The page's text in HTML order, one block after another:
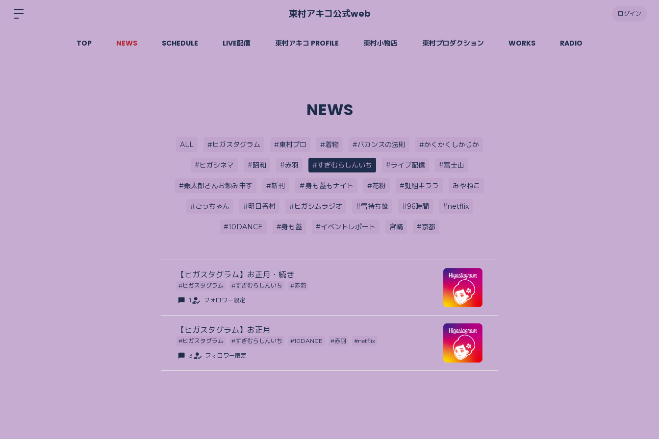
東村アキコ公式web ログイン
TOP NEWS SCHEDULE LIVE配信 東村アキコ PROFILE 東村小物店 東村プロダクション WORKS RADIO
NEWS
ALL #ヒガスタグラム #東村プロ #着物 #バカンスの法則 #かくかくしかじか
#ヒガシネマ #昭和 #赤羽 #すぎむらしんいち #ライブ配信 #富士山
#銀太郎さんお頼み申す #新刊 ＃身も蓋もナイト #花粉 #虹組キララ みやねこ
#ごっちゃん #明日香村 #ヒガシムラジオ #雪持ち笹 #96時間 #netflix
#10DANCE #身も蓋 #イベントレポート 宮崎 #京都
【ヒガスタグラム】お正月・続き
#ヒガスタグラム #すぎむらしんいち
#赤羽
1
フォロワー限定
【ヒガスタグラム】お正月
#ヒガスタグラム #すぎむらしんいち #10DANCE #赤羽
#netflix
3
フォロワー限定